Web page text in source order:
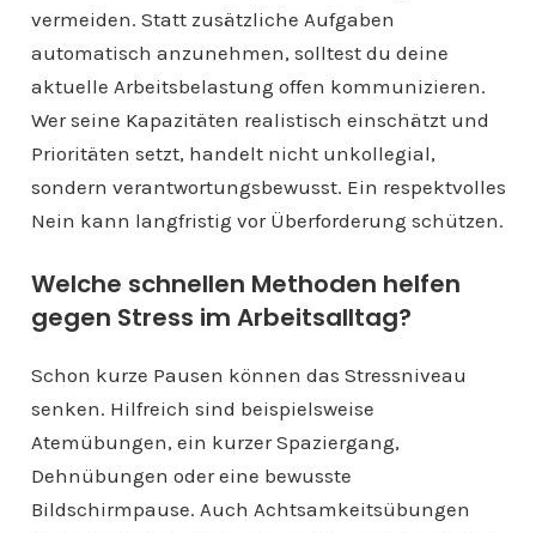
vermeiden. Statt zusätzliche Aufgaben
automatisch anzunehmen, solltest du deine
aktuelle Arbeitsbelastung offen kommunizieren.
Wer seine Kapazitäten realistisch einschätzt und
Prioritäten setzt, handelt nicht unkollegial,
sondern verantwortungsbewusst. Ein respektvolles
Nein kann langfristig vor Überforderung schützen.
Welche schnellen Methoden helfen
gegen Stress im Arbeitsalltag?
Schon kurze Pausen können das Stressniveau
senken. Hilfreich sind beispielsweise
Atemübungen, ein kurzer Spaziergang,
Dehnübungen oder eine bewusste
Bildschirmpause. Auch Achtsamkeitsübungen